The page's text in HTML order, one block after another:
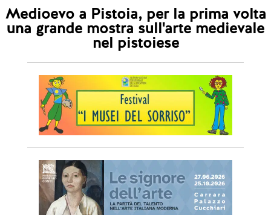
Medioevo a Pistoia, per la prima volta
una grande mostra sull'arte medievale
nel pistoiese